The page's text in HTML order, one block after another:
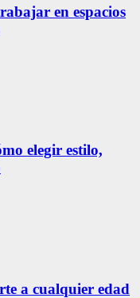
en espacios
elegir estilo,
a cualquier edad